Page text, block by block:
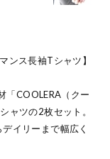
ンス長袖Tシャツ】
「COOLERA（クー
ャツの2枚セット。
イリーまで幅広く